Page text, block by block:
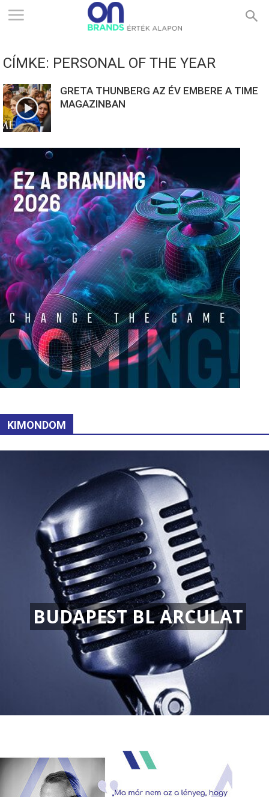
ONBRANDS
ÉRTÉK
ALAPON
CÍMKE: PERSONAL OF THE YEAR
GRETA THUNBERG AZ ÉV EMBERE A TIME
MAGAZINBAN
KIMONDOM
BUDAPEST BL ARCULAT